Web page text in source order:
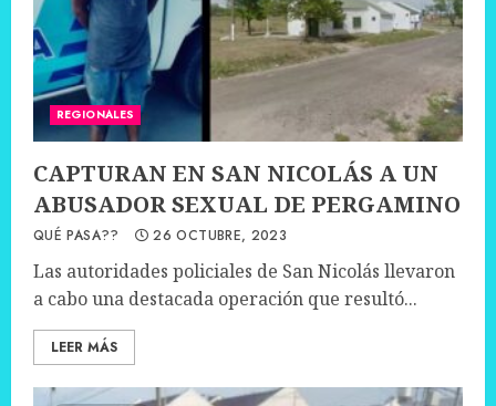
REGIONALES
CAPTURAN EN SAN NICOLÁS A UN
ABUSADOR SEXUAL DE PERGAMINO
QUÉ PASA?? 26 OCTUBRE, 2023
Las autoridades policiales de San Nicolás llevaron
a cabo una destacada operación que resultó...
LEER MÁS